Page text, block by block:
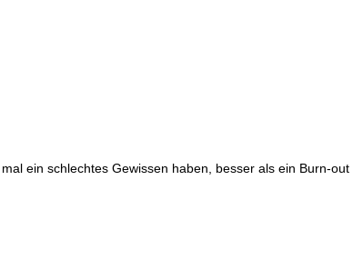
ein schlechtes Gewissen haben, besser als ein Burn-out